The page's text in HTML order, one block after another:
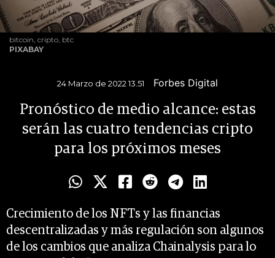
bitcoin, cripto, btc
PIXABAY
24 Marzo de 2022 13.51 Forbes Digital
Pronóstico de medio alcance: estas
serán las cuatro tendencias cripto
para los próximos meses
Crecimiento de los NFTs y las financias
descentralizadas y más regulación son algunos
de los cambios que analiza Chainalysis para lo